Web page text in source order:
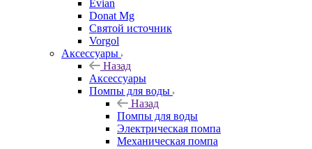
Evian
Donat Mg
Святой источник
Vorgol
Аксессуары
Назад
Аксессуары
Помпы для воды
Назад
Помпы для воды
Электрическая помпа
Механическая помпа